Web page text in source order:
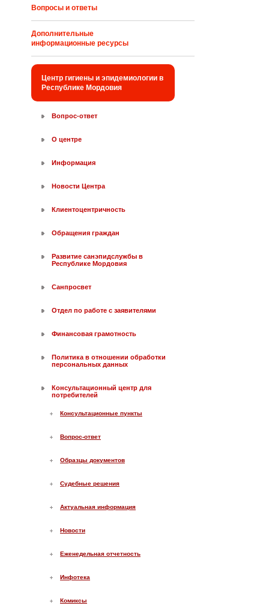
Вопросы и ответы
Дополнительные
информационные ресурсы
Центр гигиены и эпидемиологии в
Республике Мордовия
Вопрос-ответ
О центре
Информация
Новости Центра
Клиентоцентричность
Обращения граждан
Развитие санэпидслужбы в
Республике Мордовия
Санпросвет
Отдел по работе с заявителями
Финансовая грамотность
Политика в отношении обработки
персональных данных
Консультационный центр для
потребителей
Консультационные пункты
Вопрос-ответ
Образцы документов
Судебные решения
Актуальная информация
Новости
Еженедельная отчетность
Инфотека
Комиксы